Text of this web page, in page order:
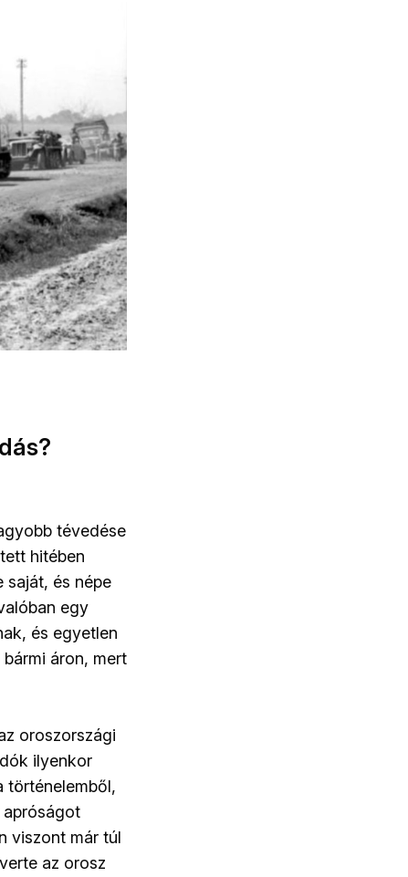
tévedése
hitében
saját, és népe
egy
és egyetlen
áron, mert
oroszországi
ilyenkor
történelemből,
viszont már túl
az orosz